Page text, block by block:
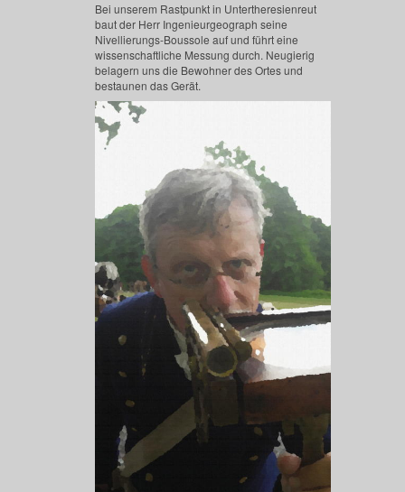
Bei unserem Rastpunkt in Untertheresienreut
baut der Herr Ingenieurgeograph seine
Nivellierungs-Boussole auf und führt eine
wissenschaftliche Messung durch. Neugierig
belagern uns die Bewohner des Ortes und
bestaunen das Gerät.